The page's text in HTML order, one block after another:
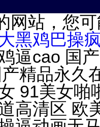
网站，您
黑鸡巴操